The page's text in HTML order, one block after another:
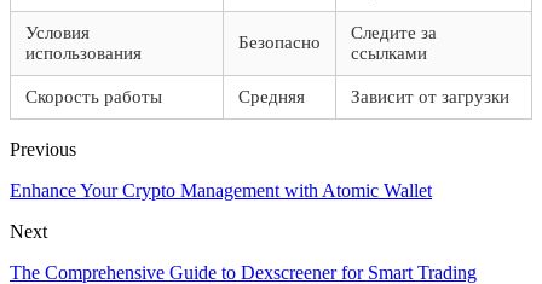
Условия
использования
Безопасно
Следите за
ссылками
Скорость работы Средняя Зависит от загрузки
Previous
Enhance Your Crypto Management with Atomic Wallet
Next
The Comprehensive Guide to Dexscreener for Smart Trading